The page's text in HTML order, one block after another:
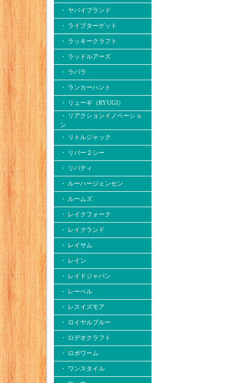
・ ヤバイブランド
・ ライブターゲット
・ ラッキークラフト
・ ラッドルアーズ
・ ラパラ
・ ランカーハント
・ リューギ（RYUGI）
・ リアクションイノベーショ
ン
・ リトルジャック
・ リバー２シー
・ リバティ
・ ルーハージェンセン
・ ルームズ
・ レイクフォーク
・ レイクランド
・ レイサム
・ レイン
・ レイドジャパン
・ レーベル
・ レスイズモア
・ ロイヤルブルー
・ ロデオクラフト
・ ロボワーム
・ ワンスタイル